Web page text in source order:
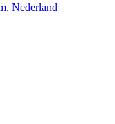
Nederland